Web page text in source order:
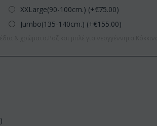
XXLarge(90-100cm.) (+€75.00)
Jumbo(135-140cm.) (+€155.00)
)